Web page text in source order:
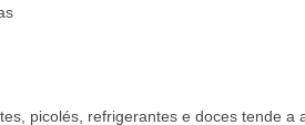
picolés, refrigerantes e doces tende